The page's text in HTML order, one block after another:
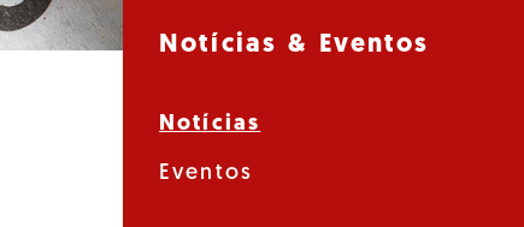
Notícias & Eventos
Notícias
Eventos